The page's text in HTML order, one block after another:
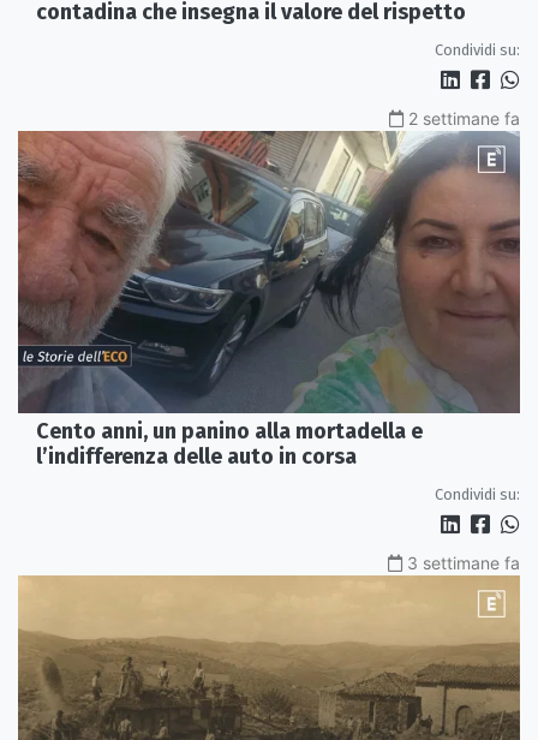
contadina che insegna il valore del rispetto
Condividi su:
2 settimane fa
Cento anni, un panino alla mortadella e
l’indifferenza delle auto in corsa
Condividi su:
3 settimane fa